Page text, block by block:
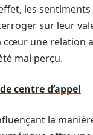
les
sur leur
cœur une relation
mal perçu.
centre d’appel
la